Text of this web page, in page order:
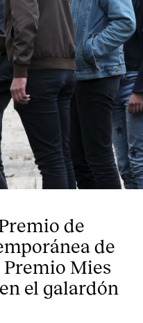
de
de
Premio Mies
el galardón